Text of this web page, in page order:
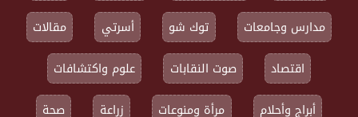
مدارس وجامعات
توك شو أسرتي
مقالات
اقتصاد
صوت النقابات
علوم واكتشافات
أبراج وأحلام
مرأة ومنوعات زراعة صحة